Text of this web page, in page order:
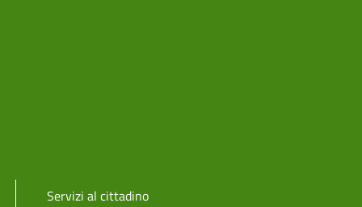
Servizi al cittadino